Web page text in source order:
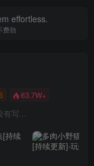
effortless.
费劲
63.7W+
有写...